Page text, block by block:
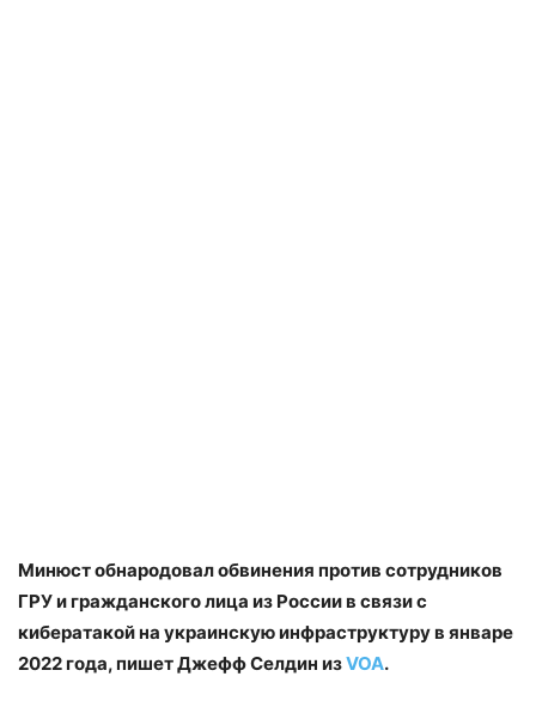
Минюст обнародовал обвинения против сотрудников
ГРУ и гражданского лица из России в связи с
кибератакой на украинскую инфраструктуру в январе
2022 года, пишет Джефф Селдин изVOA.